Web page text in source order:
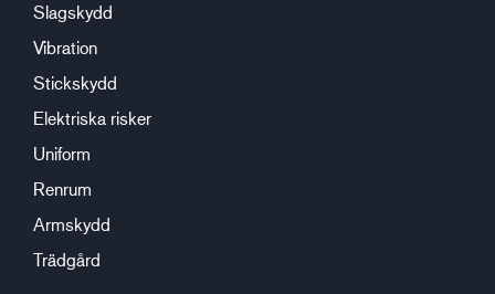
Slagskydd
Vibration
Stickskydd
Elektriska risker
Uniform
Renrum
Armskydd
Trädgård